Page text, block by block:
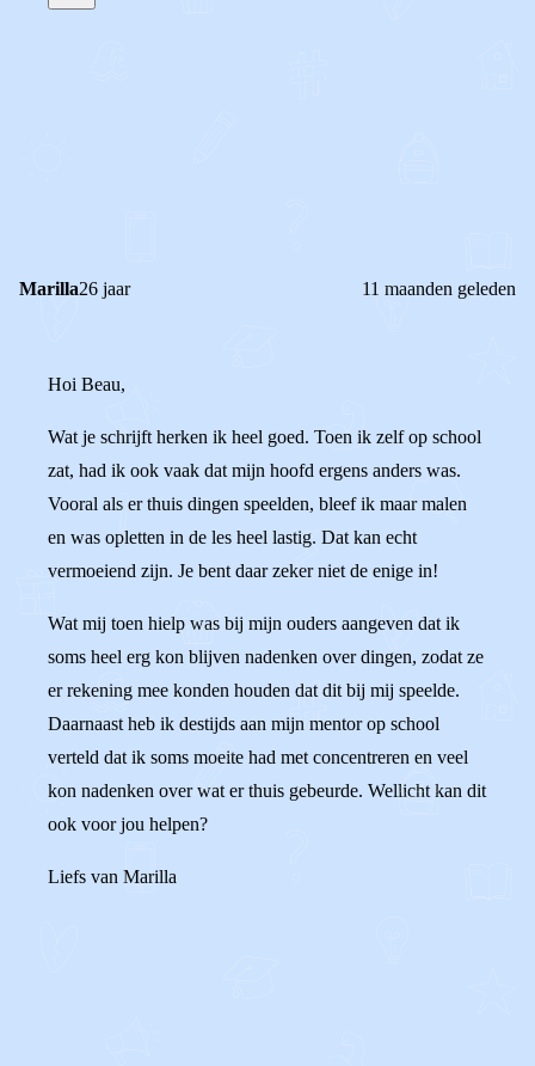
Marilla26 jaar 11 maanden geleden
Hoi Beau,
Wat je schrijft herken ik heel goed. Toen ik zelf op school
zat, had ik ook vaak dat mijn hoofd ergens anders was.
Vooral als er thuis dingen speelden, bleef ik maar malen
en was opletten in de les heel lastig. Dat kan echt
vermoeiend zijn. Je bent daar zeker niet de enige in!
Wat mij toen hielp was bij mijn ouders aangeven dat ik
soms heel erg kon blijven nadenken over dingen, zodat ze
er rekening mee konden houden dat dit bij mij speelde.
Daarnaast heb ik destijds aan mijn mentor op school
verteld dat ik soms moeite had met concentreren en veel
kon nadenken over wat er thuis gebeurde. Wellicht kan dit
ook voor jou helpen?
Liefs van Marilla